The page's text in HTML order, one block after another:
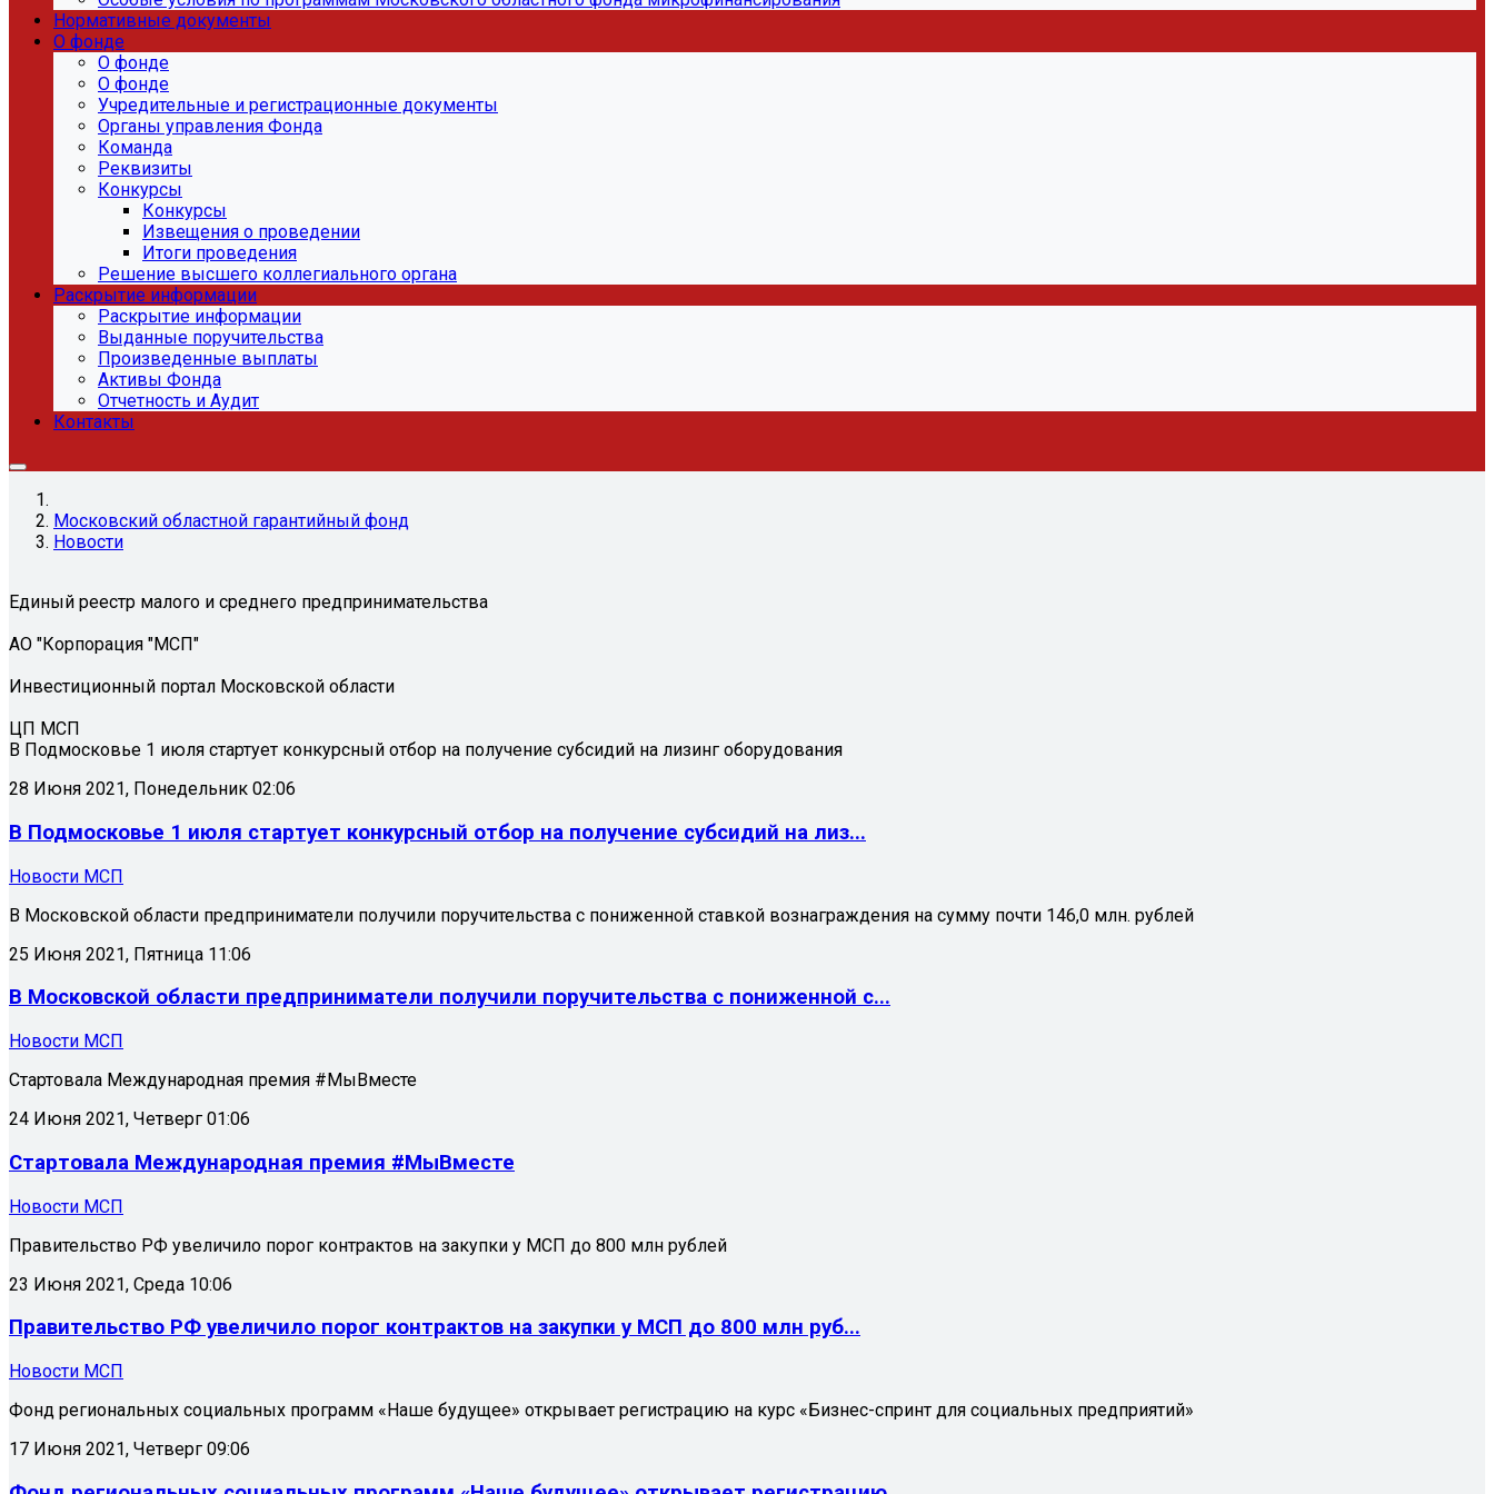
Нормативные документы
О фонде
О фонде
О фонде
Учредительные и регистрационные документы
Органы управления Фонда
Команда
Реквизиты
Конкурсы
Конкурсы
Извещения о проведении
Итоги проведения
Решение высшего коллегиального органа
Раскрытие информации
Раскрытие информации
Выданные поручительства
Произведенные выплаты
Активы Фонда
Отчетность и Аудит
Контакты
Московский областной гарантийный фонд
Новости
Единый реестр малого и среднего предпринимательства
АО "Корпорация "МСП"
Инвестиционный портал Московской области
ЦП МСП
В Подмосковье 1 июля стартует конкурсный отбор на получение субсидий на лизинг оборудования
28 Июня 2021, Понедельник 02:06
В Подмосковье 1 июля стартует конкурсный отбор на получение субсидий на лиз...
Новости МСП
В Московской области предприниматели получили поручительства с пониженной ставкой вознаграждения на сумму почти 146,0 млн. рублей
25 Июня 2021, Пятница 11:06
В Московской области предприниматели получили поручительства с пониженной с...
Новости МСП
Стартовала Международная премия #МыВместе
24 Июня 2021, Четверг 01:06
Стартовала Международная премия #МыВместе
Новости МСП
Правительство РФ увеличило порог контрактов на закупки у МСП до 800 млн рублей
23 Июня 2021, Среда 10:06
Правительство РФ увеличило порог контрактов на закупки у МСП до 800 млн руб...
Новости МСП
Фонд региональных социальных программ «Наше будущее» открывает регистрацию на курс «Бизнес-спринт для социальных предприятий»
17 Июня 2021, Четверг 09:06